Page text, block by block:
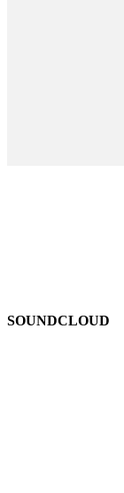
SOUNDCLOUD